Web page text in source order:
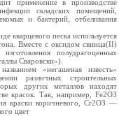
применение в производстве
складских помещений,
и бактерий, отбеливания
кварцевого песка используется
Вместе с оксидом свинца(II)
полудрагоценных
Сваровски»).
«негашеная известь»
различных строительных
других металлов находят
красок. Так, например, Fe2O3
краски коричневого, Сr2O3 —
цвет